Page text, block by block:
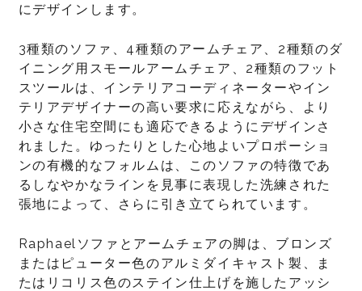
にデザインします。
3種類のソファ、4種類のアームチェア、2種類のダ
イニング用スモールアームチェア、2種類のフット
スツールは、インテリアコーディネーターやイン
テリアデザイナーの高い要求に応えながら、より
小さな住宅空間にも適応できるようにデザインさ
れました。ゆったりとした心地よいプロポーショ
ンの有機的なフォルムは、このソファの特徴であ
るしなやかなラインを見事に表現した洗練された
張地によって、さらに引き立てられています。
Raphaelソファとアームチェアの脚は、ブロンズ
またはピューター色のアルミダイキャスト製、ま
たはリコリス色のステイン仕上げを施したアッシ